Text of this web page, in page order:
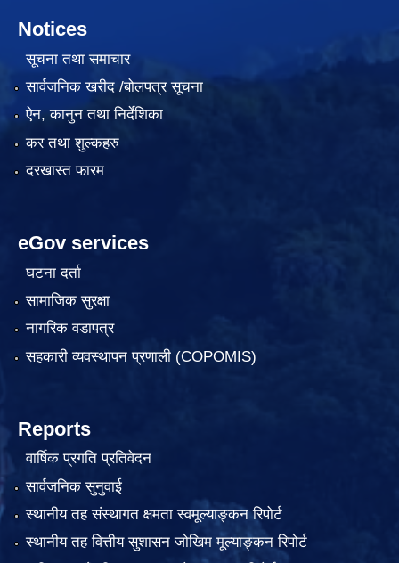
Notices
सूचना तथा समाचार
सार्वजनिक खरीद /बोलपत्र सूचना
ऐन, कानुन तथा निर्देशिका
कर तथा शुल्कहरु
दरखास्त फारम
eGov services
घटना दर्ता
सामाजिक सुरक्षा
नागरिक वडापत्र
सहकारी व्यवस्थापन प्रणाली (COPOMIS)
Reports
वार्षिक प्रगति प्रतिवेदन
सार्वजनिक सुनुवाई
स्थानीय तह संस्थागत क्षमता स्वमूल्याङ्कन रिपोर्ट
स्थानीय तह वित्तीय सुशासन जोखिम मूल्याङ्कन रिपोर्ट